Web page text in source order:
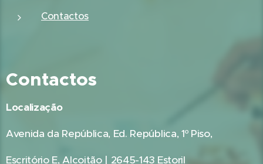
Contactos
Contactos
Localização
Avenida da República, Ed. República, 1º Piso,
Escritório E, Alcoitão | 2645-143 Estoril